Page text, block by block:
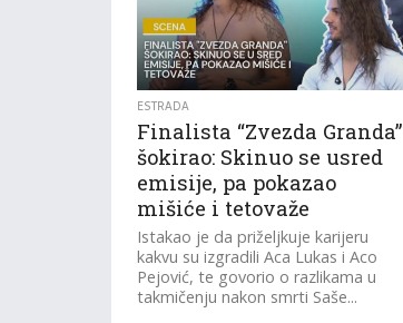
ESTRADA
Finalista “Zvezda Granda”
šokirao: Skinuo se usred
emisije, pa pokazao
mišiće i tetovaže
Istakao je da priželjkuje karijeru
kakvu su izgradili Aca Lukas i Aco
Pejović, te govorio o razlikama u
takmičenju nakon smrti Saše...